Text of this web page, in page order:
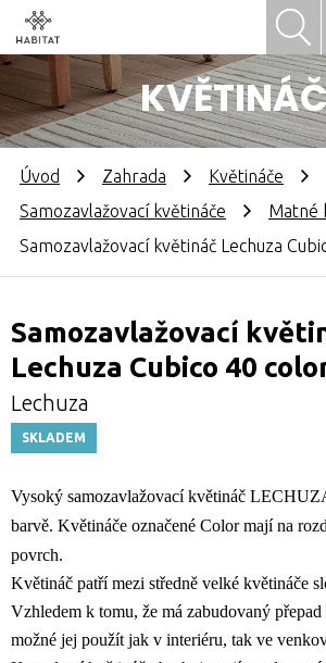
Úvod Zahrada
Květináče
Samozavlažovací květináče
Matné
Samozavlažovací květináč Lechuza
Samozavlažovací
Lechuza Cubico 40
Lechuza
SKLADEM
Vysoký samozavlažovací květináč
barvě. Květináče označené Color mají na
povrch.
Květináč patří mezi středně velké květináče
Vzhledem k tomu, že má zabudovaný
možné jej použít jak v interiéru, tak ve